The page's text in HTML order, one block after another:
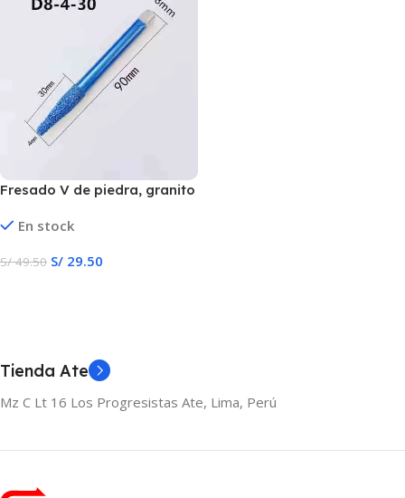
Fresado V de piedra, granito
En stock
S/49.50 S/ 29.50
Tienda Ate
Mz C Lt 16 Los Progresistas Ate, Lima, Perú